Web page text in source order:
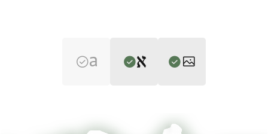
Mark R. Cohen's digital edition.